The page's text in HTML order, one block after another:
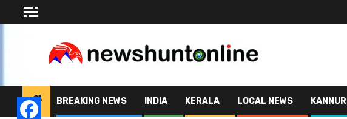
to
BREAKING NEWS INDIA KERALA LOCAL NEWS KANNUR